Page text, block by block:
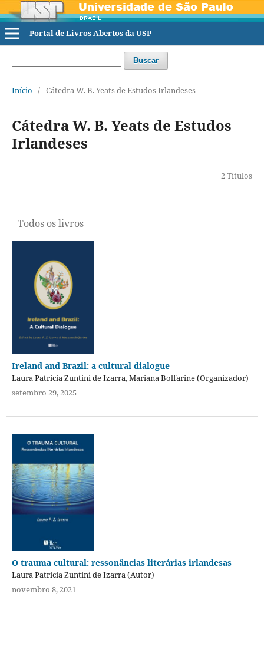
Portal de Livros Abertos da USP
Buscar
Início / Cátedra W. B. Yeats de Estudos Irlandeses
Cátedra W. B. Yeats de Estudos
Irlandeses
2 Títulos
Todos os livros
Ireland and Brazil: a cultural dialogue
Laura Patricia Zuntini de Izarra, Mariana Bolfarine (Organizador)
setembro 29, 2025
O trauma cultural: ressonâncias literárias irlandesas
Laura Patricia Zuntini de Izarra (Autor)
novembro 8, 2021